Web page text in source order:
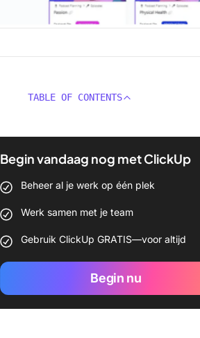
TABLE OF CONTENTS
Begin vandaag nog met ClickUp
Beheer al je werk op één plek
Werk samen met je team
Gebruik ClickUp GRATIS—voor altijd
Begin nu